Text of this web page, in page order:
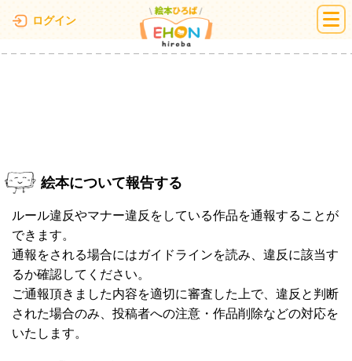
ログイン 絵本ひろば
絵本について報告する
ルール違反やマナー違反をしている作品を通報することが
できます。
通報をされる場合にはガイドラインを読み、違反に該当す
るか確認してください。
ご通報頂きました内容を適切に審査した上で、違反と判断
された場合のみ、投稿者への注意・作品削除などの対応を
いたします。